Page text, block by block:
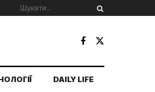
DAILY LIFE